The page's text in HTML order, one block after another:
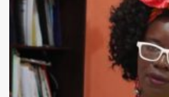
e
Ciam-
com
URGÊNCIA